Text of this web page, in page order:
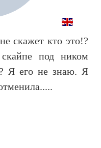
скажет кто это!?
под ником
Я его не знаю. Я